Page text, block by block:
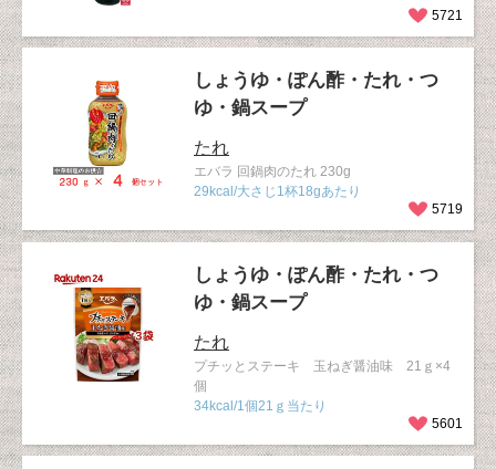
5721
しょうゆ・ぽん酢・たれ・つ
ゆ・鍋スープ
たれ
エバラ 回鍋肉のたれ 230g
29kcal/大さじ1杯18gあたり
5719
しょうゆ・ぽん酢・たれ・つ
ゆ・鍋スープ
たれ
プチッとステーキ 玉ねぎ醤油味 21ｇ×4
個
34kcal/1個21ｇ当たり
5601